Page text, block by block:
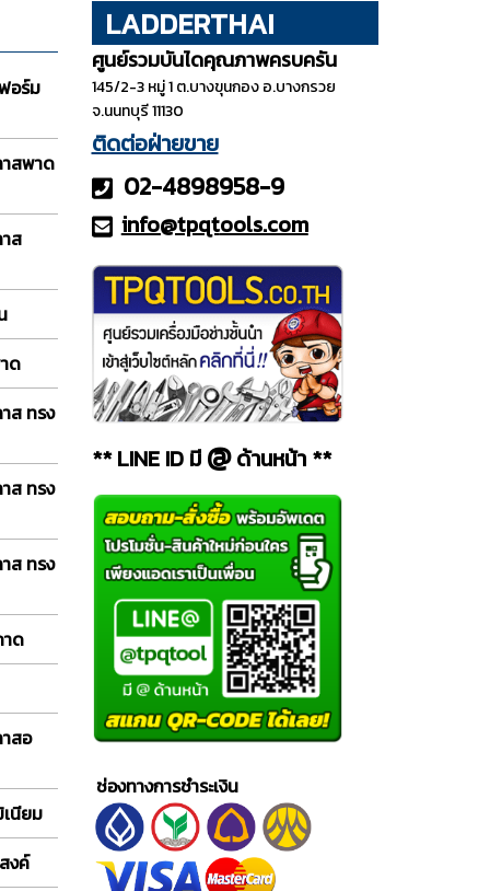
อร์ม
สพาด
ส
ด
ส ทรง
ส ทรง
ส ทรง
ด
สอ
นียม
งค์
LADDERTHAI
ศูนย์รวมบันไดคุณภาพครบครัน
145/2-3 หมู่ 1 ต.บางขุนกอง อ.บางกรวย
จ.นนทบุรี 11130
ติดต่อฝ่ายขาย
02-4898958-9
info@tpqtools.com
** LINE ID มี @ด้านหน้า **
ช่องทางการชำระเงิน